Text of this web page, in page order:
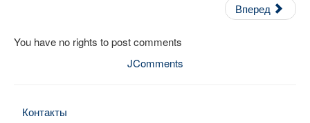
Вперед
You have no rights to post comments
JComments
Контакты